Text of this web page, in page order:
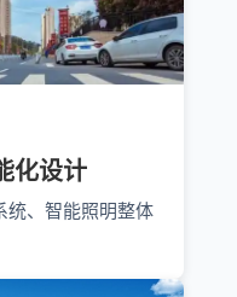
化设计
统、智能照明整体